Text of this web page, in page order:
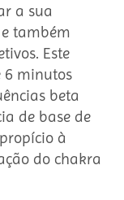
a sua
também
Este
6 minutos
beta
de base de
à
do chakra